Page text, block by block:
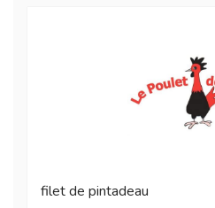
filet de pintadeau